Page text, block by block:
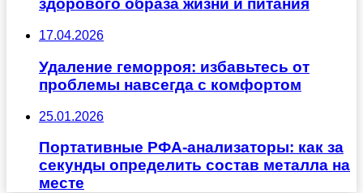
здорового образа жизни и питания
17.04.2026
Удаление геморроя: избавьтесь от
проблемы навсегда с комфортом
25.01.2026
Портативные РФА-анализаторы: как за
секунды определить состав металла на
месте